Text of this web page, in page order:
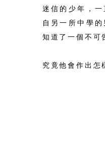
迷信的少年，
自另一所中學
知道了一個不可
究竟他會作出怎